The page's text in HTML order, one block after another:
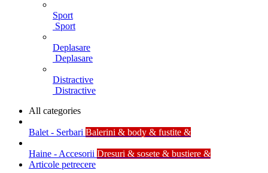
Sport
Sport
Deplasare
Deplasare
Distractive
Distractive
All categories
Balet - Serbari Balerini & body & fustite &
Haine - Accesorii Dresuri & sosete & bustiere &
Articole petrecere